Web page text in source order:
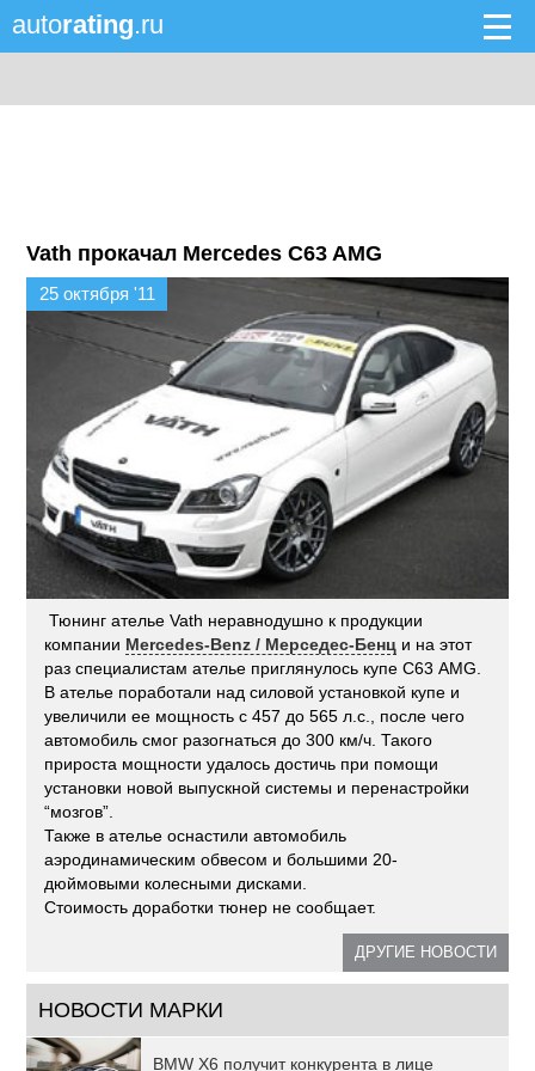
autorating.ru
Vath прокачал Mercedes C63 AMG
25 октября '11
Тюнинг ателье Vath неравнодушно к продукции
компании Mercedes-Benz / Мерседес-Бенц и на этот
раз специалистам ателье приглянулось купе С63 AMG.
В ателье поработали над силовой установкой купе и
увеличили ее мощность с 457 до 565 л.с., после чего
автомобиль смог разогнаться до 300 км/ч. Такого
прироста мощности удалось достичь при помощи
установки новой выпускной системы и перенастройки
“мозгов”.
Также в ателье оснастили автомобиль
аэродинамическим обвесом и большими 20-
дюймовыми колесными дисками.
Стоимость доработки тюнер не сообщает.
ДРУГИЕ НОВОСТИ
НОВОСТИ МАРКИ
BMW X6 получит конкурента в лице